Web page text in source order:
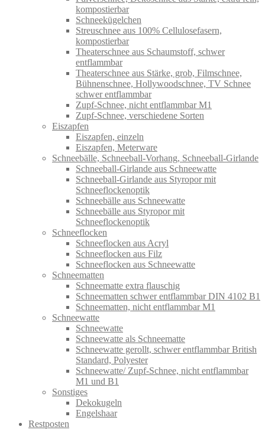
kompostierbar
Schneekügelchen
Streuschnee aus 100% Cellulosefasern,
kompostierbar
Theaterschnee aus Schaumstoff, schwer
entflammbar
Theaterschnee aus Stärke, grob, Filmschnee,
Bühnenschnee, Hollywoodschnee, TV Schnee
schwer entflammbar
Zupf-Schnee, nicht entflammbar M1
Zupf-Schnee, verschiedene Sorten
Eiszapfen
Eiszapfen, einzeln
Eiszapfen, Meterware
Schneebälle, Schneeball-Vorhang, Schneeball-Girlande
Schneeball-Girlande aus Schneewatte
Schneeball-Girlande aus Styropor mit
Schneeflockenoptik
Schneebälle aus Schneewatte
Schneebälle aus Styropor mit
Schneeflockenoptik
Schneeflocken
Schneeflocken aus Acryl
Schneeflocken aus Filz
Schneeflocken aus Schneewatte
Schneematten
Schneematte extra flauschig
Schneematten schwer entflammbar DIN 4102 B1
Schneematten, nicht entflammbar M1
Schneewatte
Schneewatte
Schneewatte als Schneematte
Schneewatte gerollt, schwer entflammbar British
Standard, Polyester
Schneewatte/ Zupf-Schnee, nicht entflammbar
M1 und B1
Sonstiges
Dekokugeln
Engelshaar
Restposten